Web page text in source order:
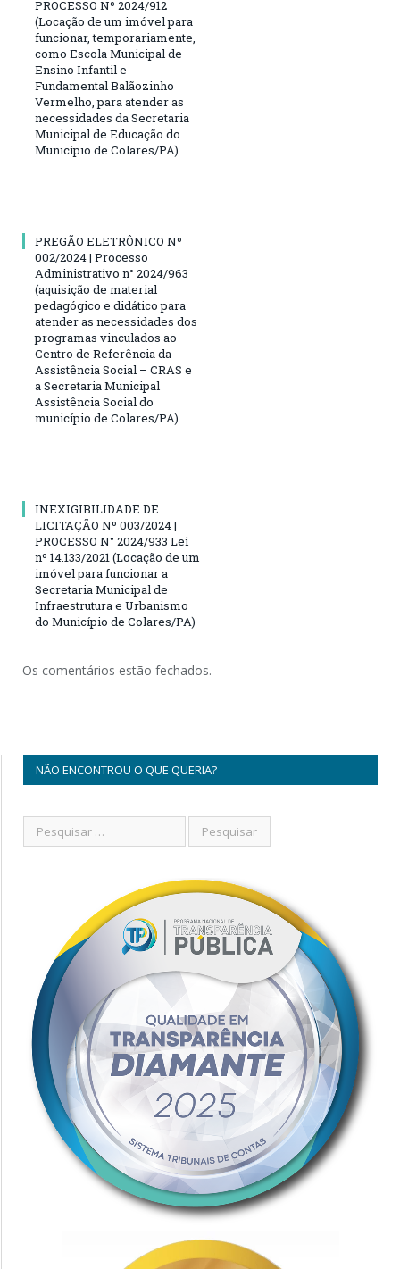
PROCESSO Nº 2024/912
(Locação de um imóvel para
funcionar, temporariamente,
como Escola Municipal de
Ensino Infantil e
Fundamental Balãozinho
Vermelho, para atender as
necessidades da Secretaria
Municipal de Educação do
Município de Colares/PA)
PREGÃO ELETRÔNICO Nº
002/2024 | Processo
Administrativo n° 2024/963
(aquisição de material
pedagógico e didático para
atender as necessidades dos
programas vinculados ao
Centro de Referência da
Assistência Social – CRAS e
a Secretaria Municipal
Assistência Social do
município de Colares/PA)
INEXIGIBILIDADE DE
LICITAÇÃO Nº 003/2024 |
PROCESSO N° 2024/933 Lei
nº 14.133/2021 (Locação de um
imóvel para funcionar a
Secretaria Municipal de
Infraestrutura e Urbanismo
do Município de Colares/PA)
Os comentários estão fechados.
NÃO ENCONTROU O QUE QUERIA?